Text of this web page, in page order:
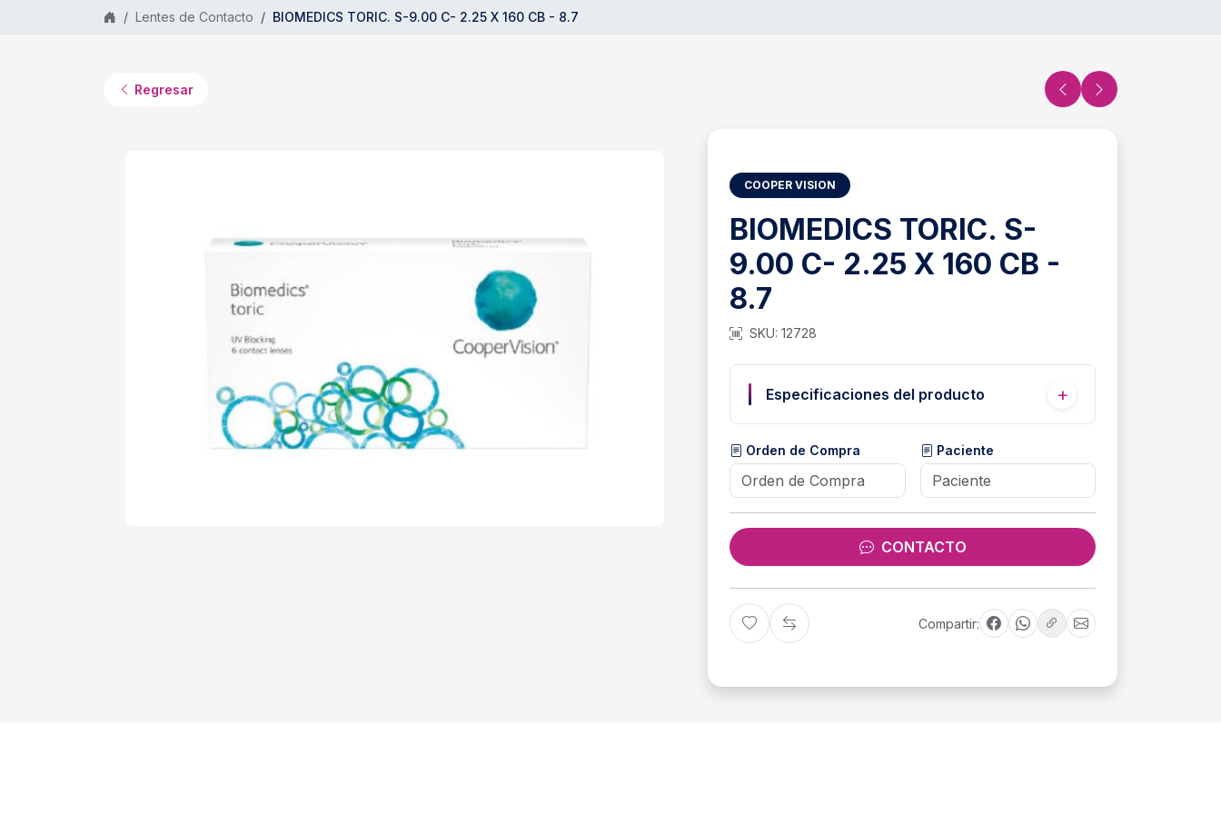
Saltar al contenido principalLentes de Contacto
BIOMEDICS TORIC. S-9.00 C- 2.25 X 160 CB - 8.7
Regresar
COOPER VISION
BIOMEDICS TORIC. S-
9.00 C- 2.25 X 160 CB -
8.7
SKU: 12728
Especificaciones del producto
Orden de Compra Paciente
CONTACTO
Compartir: